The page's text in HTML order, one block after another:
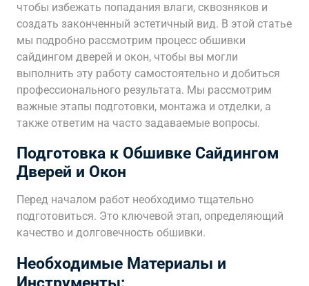
чтобы избежать попадания влаги, сквозняков и
создать законченный эстетичный вид. В этой статье
мы подробно рассмотрим процесс обшивки
сайдингом дверей и окон, чтобы вы могли
выполнить эту работу самостоятельно и добиться
профессионального результата. Мы рассмотрим
важные этапы подготовки, монтажа и отделки, а
также ответим на часто задаваемые вопросы.
Подготовка к Обшивке Сайдингом
Дверей и Окон
Перед началом работ необходимо тщательно
подготовиться. Это ключевой этап, определяющий
качество и долговечность обшивки.
Необходимые Материалы и